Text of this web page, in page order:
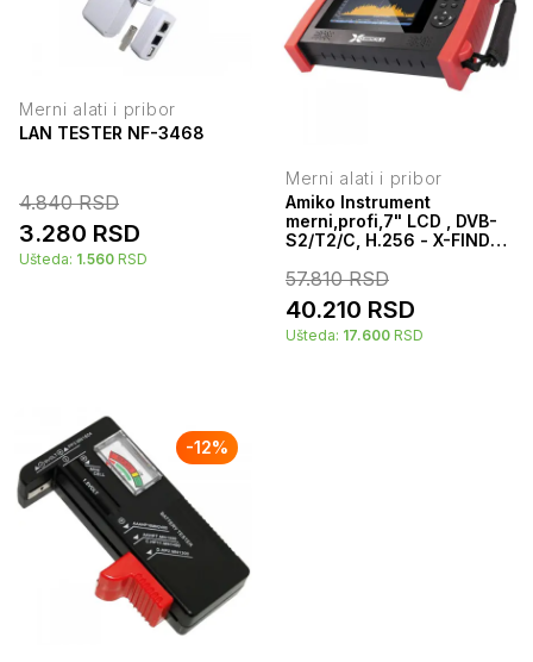
Merni alati i pribor
LAN TESTER NF-3468
4.840RSD
3.280 RSD
Ušteda: 1.560 RSD
Merni alati i pribor
Amiko Instrument
merni,profi,7" LCD , DVB-
S2/T2/C, H.256 - X-FINDER
57.810RSD
40.210 RSD
Ušteda: 17.600 RSD
-12%